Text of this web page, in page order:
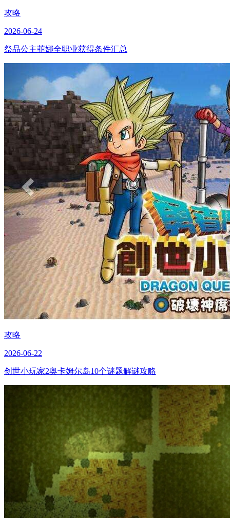
攻略
2026-06-24
祭品公主菲娜全职业获得条件汇总
攻略
2026-06-22
创世小玩家2奥卡姆尔岛10个谜题解谜攻略